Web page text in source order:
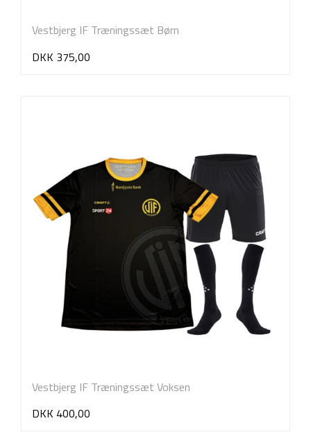
Vestbjerg IF Træningssæt Børn
DKK 375,00
Vestbjerg IF Træningssæt Voksen
DKK 400,00